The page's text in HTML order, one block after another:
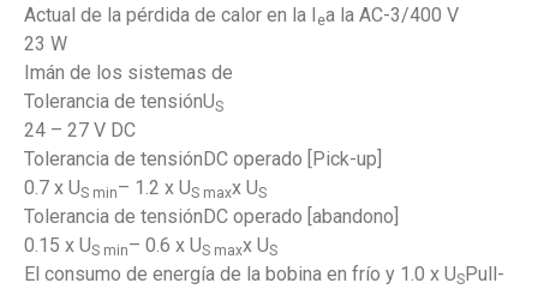
Actual de la pérdida de calor en la I
ea la AC-3/400 V
23 W
Imán de los sistemas de
Tolerancia de tensiónUS
24 – 27 V DC
Tolerancia de tensiónDC operado [Pick-up]
0.7 x US min– 1.2 x US maxx US
Tolerancia de tensiónDC operado [abandono]
0.15 x US min– 0.6 x US maxx US
El consumo de energía de la bobina en frío y 1.0 x US Pull-